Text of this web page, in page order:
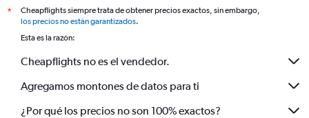
*
Cheapflights siempre trata de obtener precios exactos, sin embargo,
los precios no están garantizados.
Esta es la razón:
Cheapflights no es el vendedor.
Agregamos montones de datos para ti
¿Por qué los precios no son 100% exactos?